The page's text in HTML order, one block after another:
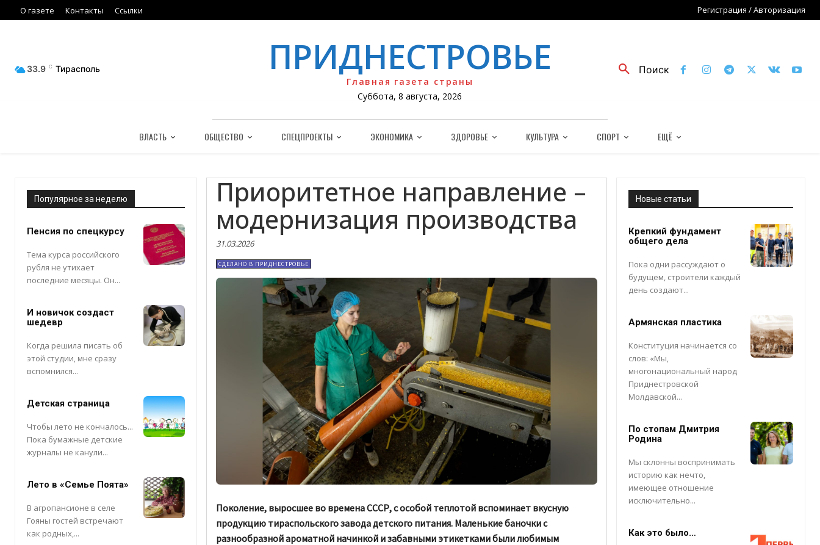
О газете Контакты Ссылки Регистрация / Авторизация
33.9 C Тирасполь ПРИДНЕСТРОВЬЕ
Главная газета страны
Суббота, 8 августа, 2026
Поиск
ВЛАСТЬ ОБЩЕСТВО СПЕЦПРОЕКТЫ ЭКОНОМИКА ЗДОРОВЬЕ КУЛЬТУРА СПОРТ ЕЩЁ
Популярное за неделю
Пенсия по спецкурсу
Тема курса российского
рубля не утихает
последние месяцы. Он...
И новичок создаст
шедевр
Когда решила писать об
этой студии, мне сразу
вспомнился...
Детская страница
Чтобы лето не кончалось...
Пока бумажные детские
журналы не канули...
Лето в «Семье Поята»
В агропансионе в селе
Гояны гостей встречают
как родных,...
Приоритетное направление –
модернизация производства
31.03.2026
СДЕЛАНО В ПРИДНЕСТРОВЬЕ
Поколение, выросшее во времена СССР, с особой теплотой вспоминает вкусную
продукцию тираспольского завода детского питания. Маленькие баночки с
разнообразной ароматной начинкой и забавными этикетками были любимым
Новые статьи
Крепкий фундамент
общего дела
Пока одни рассуждают о
будущем, строители каждый
день создают...
Армянская пластика
Конституция начинается со
слов: «Мы,
многонациональный народ
Приднестровской
Молдавской...
По стопам Дмитрия
Родина
Мы склонны воспринимать
историю как нечто,
имеющее отношение
исключительно...
Как это было…